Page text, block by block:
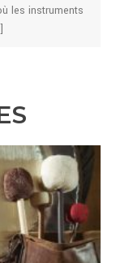
les instruments